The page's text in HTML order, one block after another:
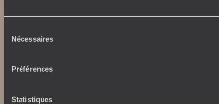
Nécessaires
Préférences
Statistiques
Nos engagements
100% carbone absorbé
Où nous trouver ?
Idées voyages